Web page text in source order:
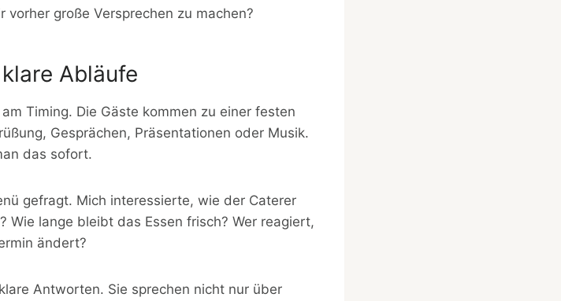
große Versprechen zu machen?
Abläufe
Timing. Die Gäste kommen zu einer festen
Gesprächen, Präsentationen oder Musik.
das sofort.
gefragt. Mich interessierte, wie der Caterer
Wie lange bleibt das Essen frisch? Wer reagiert,
ändert?
Antworten. Sie sprechen nicht nur über